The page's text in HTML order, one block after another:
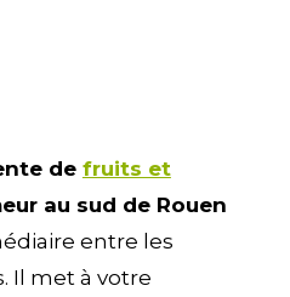
de fruits et
au sud de Rouen
entre les
Il met à votre